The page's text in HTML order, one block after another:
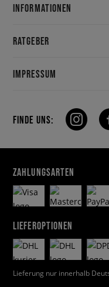
INFORMATIONEN
RATGEBER
IMPRESSUM
FINDE UNS:
ZAHLUNGSARTEN
LIEFEROPTIONEN
Lieferung nur innerhalb